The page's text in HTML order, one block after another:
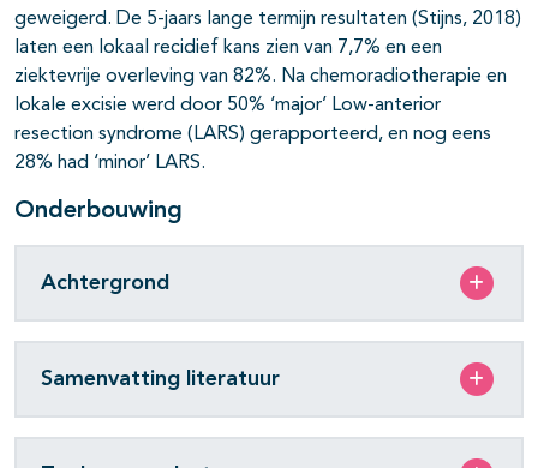
geweigerd. De 5-jaars lange termijn resultaten (Stijns, 2018)
laten een lokaal recidief kans zien van 7,7% en een
ziektevrije overleving van 82%. Na chemoradiotherapie en
lokale excisie werd door 50% ‘major’ Low-anterior
resection syndrome (LARS) gerapporteerd, en nog eens
28% had ‘minor’ LARS.
Onderbouwing
Achtergrond
Samenvatting literatuur